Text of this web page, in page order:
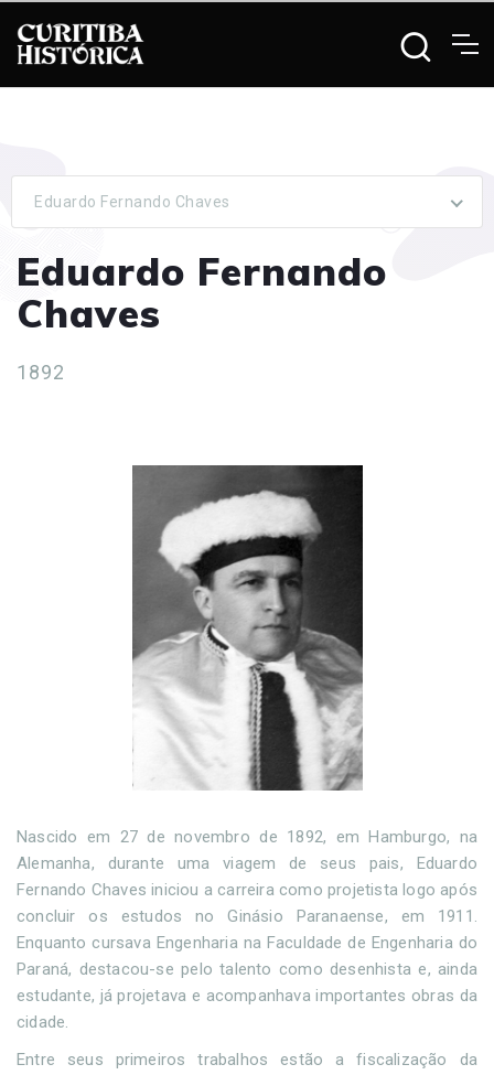
Eduardo Fernando Chaves
Eduardo Fernando
Chaves
1892
Nascido em 27 de novembro de 1892, em Hamburgo, na
Alemanha, durante uma viagem de seus pais, Eduardo
Fernando Chaves iniciou a carreira como projetista logo após
concluir os estudos no Ginásio Paranaense, em 1911.
Enquanto cursava Engenharia na Faculdade de Engenharia do
Paraná, destacou-se pelo talento como desenhista e, ainda
estudante, já projetava e acompanhava importantes obras da
cidade.
Entre seus primeiros trabalhos estão a fiscalização da